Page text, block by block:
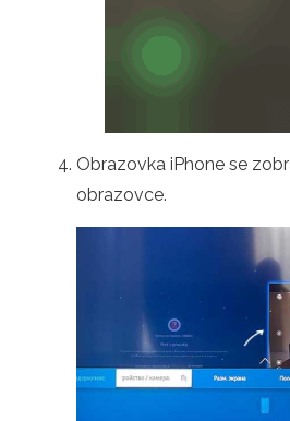
Obrazovka iPhone se
obrazovce.